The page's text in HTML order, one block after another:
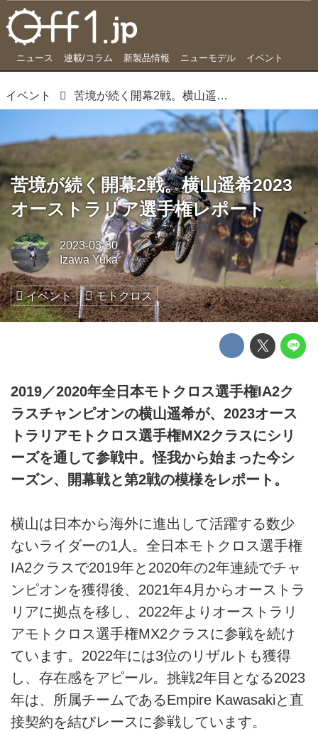
ニュース 連載/コラム 新製品情報 ニューモデル イベント
イベント 苦境が続く開幕2戦。横山遥希2023オーストラリア選手権レポート
苦境が続く開幕2戦。横山遥希2023
オーストラリア選手権レポート
2023-03-30
Izawa Yuka
イベント モトクロス
2019／2020年全日本モトクロス選手権IA2ク
ラスチャンピオンの横山遥希が、2023オース
トラリアモトクロス選手権MX2クラスにシリ
ーズを通して参戦中。怪我から始まった今シ
ーズン、開幕戦と第2戦の模様をレポート。
横山は日本から海外に進出して活躍する数少
ないライダーの1人。全日本モトクロス選手権
IA2クラスで2019年と2020年の2年連続でチャ
ンピオンを獲得後、2021年4月からオーストラ
リアに拠点を移し、2022年よりオーストラリ
アモトクロス選手権MX2クラスに参戦を続け
ています。2022年には3位のリザルトも獲得
し、存在感をアピール。挑戦2年目となる2023
年は、所属チームであるEmpire Kawasakiと直
接契約を結びレースに参戦しています。